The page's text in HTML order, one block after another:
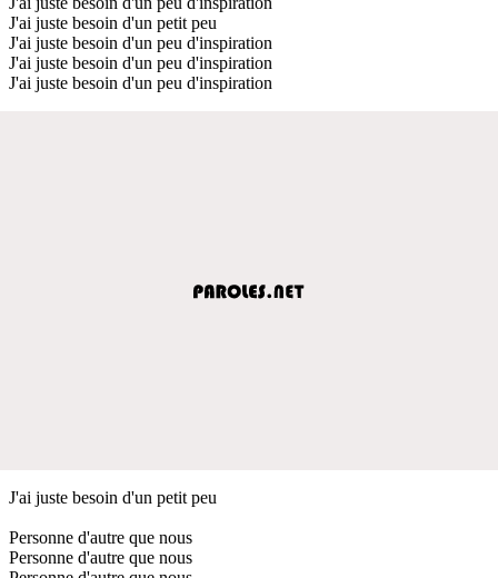
J'ai juste besoin d'un petit peu
J'ai juste besoin d'un peu d'inspiration
J'ai juste besoin d'un peu d'inspiration
J'ai juste besoin d'un peu d'inspiration
J'ai juste besoin d'un petit peu
Personne d'autre que nous
Personne d'autre que nous